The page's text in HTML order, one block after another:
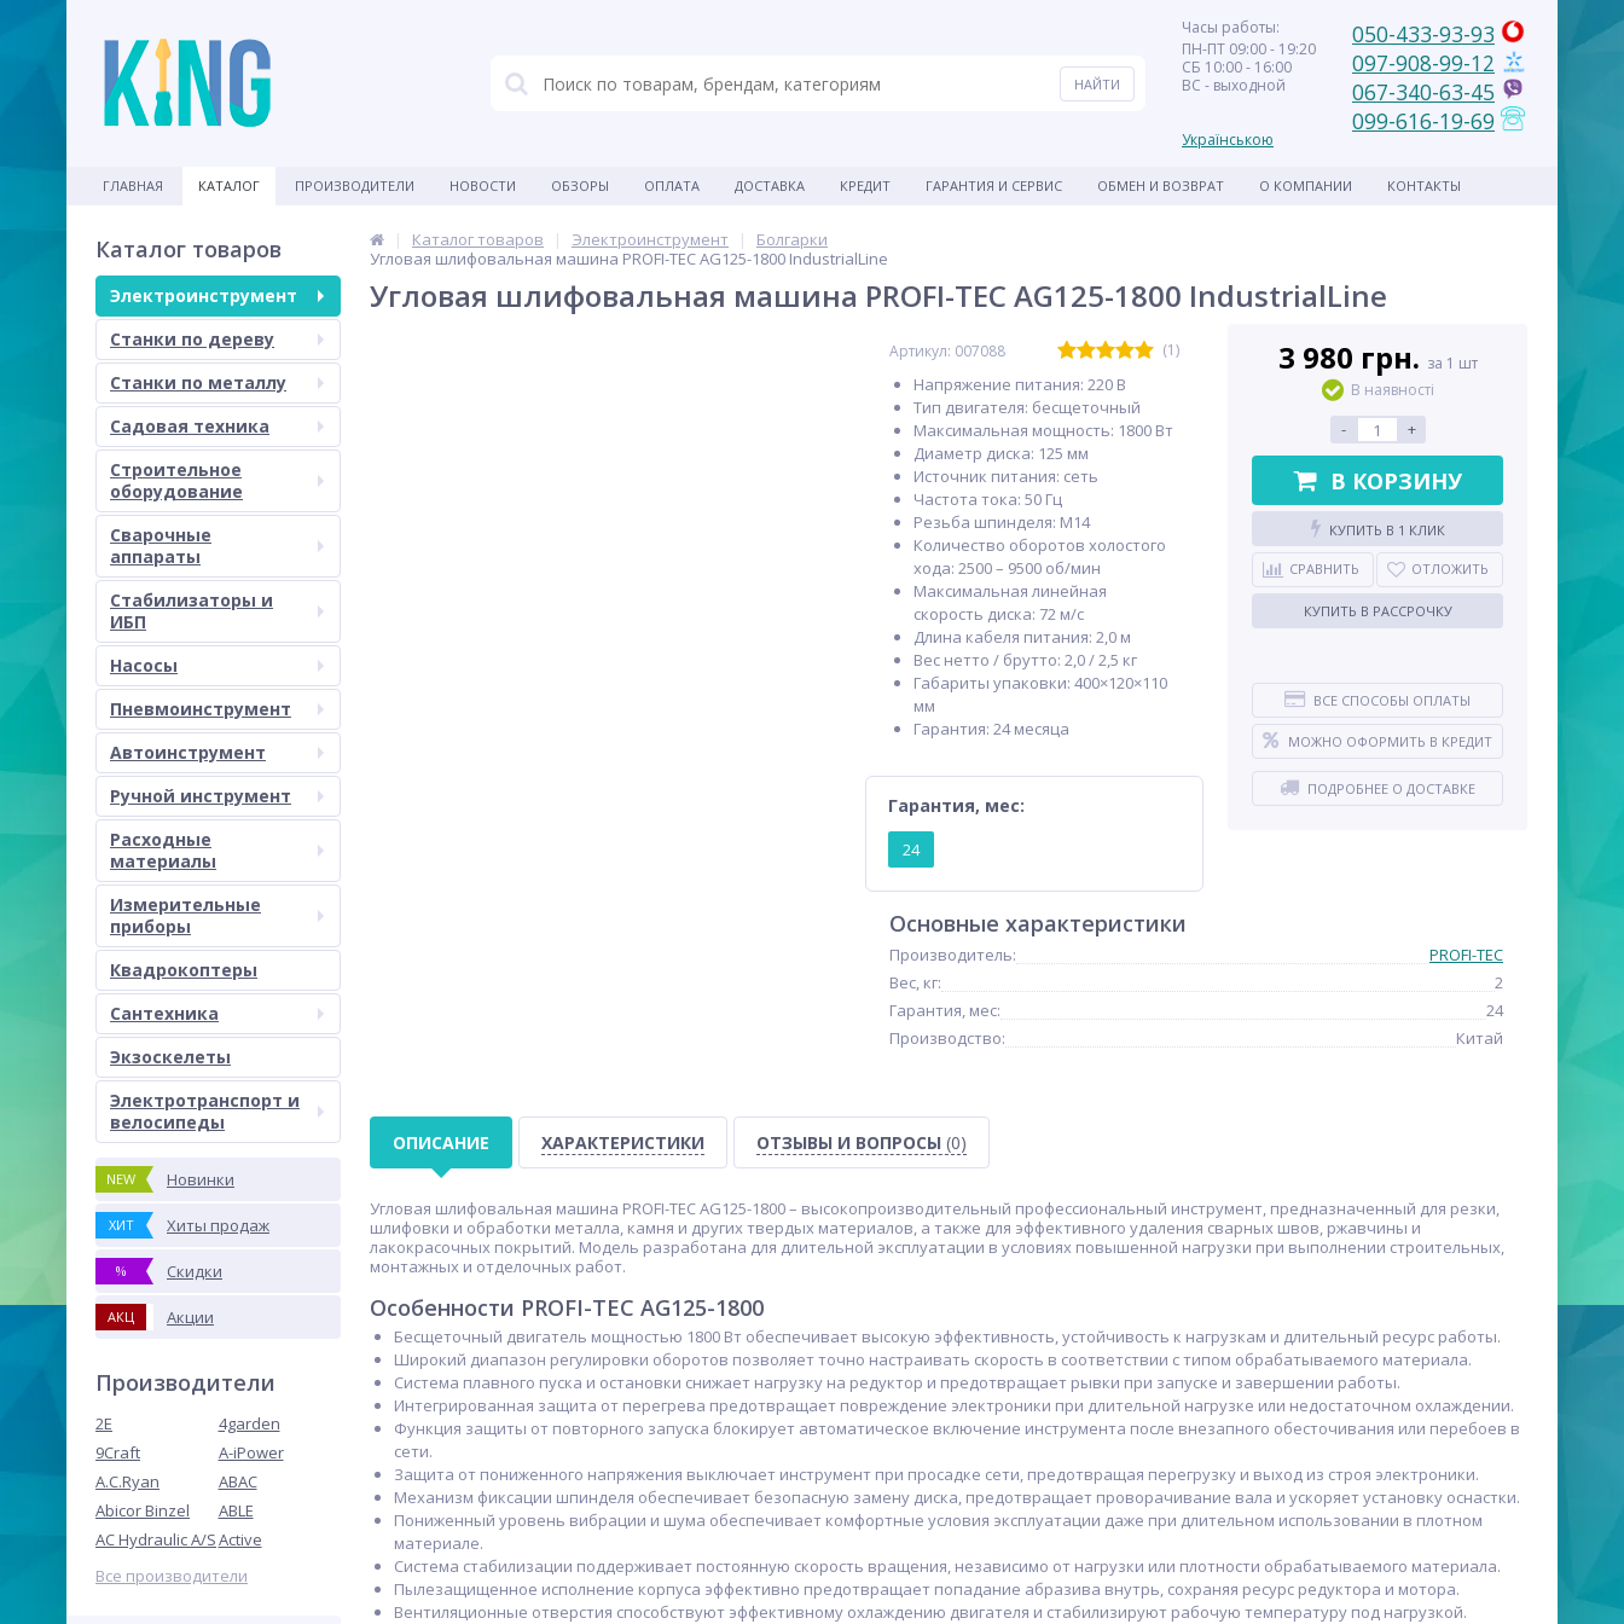
Часы работы:
ПН-ПТ 09:00 - 19:20
СБ 10:00 - 16:00
ВС - выходной
Українською
050-433-93-93
097-908-99-12
067-340-63-45
099-616-19-69
ГЛАВНАЯ КАТАЛОГ ПРОИЗВОДИТЕЛИ НОВОСТИ ОБЗОРЫ ОПЛАТА ДОСТАВКА КРЕДИТ ГАРАНТИЯ И СЕРВИС ОБМЕН И ВОЗВРАТ О КОМПАНИИ КОНТАКТЫ
Каталог товаров
Электроинструмент
Станки по дереву
Станки по металлу
Садовая техника
Строительное
оборудование
Сварочные
аппараты
Стабилизаторы и
ИБП
Насосы
Пневмоинструмент
Автоинструмент
Ручной инструмент
Расходные
материалы
Измерительные
приборы
Квадрокоптеры
Сантехника
Экзоскелеты
Электротранспорт и
велосипеды
NEW Новинки
ХИТ Хиты продаж
% Скидки
АКЦ Акции
Производители
2E
4garden
9Craft
A-iPower
A.C.Ryan
ABAC
Abicor Binzel
ABLE
AC Hydraulic A/SActive
Все производители
Каталог товаров Электроинструмент
Болгарки
Угловая шлифовальная машина PROFI-TEC AG125-1800 IndustrialLine
Угловая шлифовальная машина PROFI-TEC AG125-1800 IndustrialLine
Артикул: 007088 (1)
Напряжение питания: 220 В
Тип двигателя: бесщеточный
Максимальная мощность: 1800 Вт
Диаметр диска: 125 мм
Источник питания: сеть
Частота тока: 50 Гц
Резьба шпинделя: М14
Количество оборотов холостого
хода: 2500 – 9500 об/мин
Максимальная линейная
скорость диска: 72 м/с
Длина кабеля питания: 2,0 м
Вес нетто / брутто: 2,0 / 2,5 кг
Габариты упаковки: 400×120×110
мм
Гарантия: 24 месяца⁠
Гарантия, мес:
24
3 980 грн. за 1 шт
В наявності
- +
В КОРЗИНУ
КУПИТЬ В 1 КЛИК
СРАВНИТЬ ОТЛОЖИТЬ
КУПИТЬ В РАССРОЧКУ
ВСЕ СПОСОБЫ ОПЛАТЫ
МОЖНО ОФОРМИТЬ В КРЕДИТ
ПОДРОБНЕЕ О ДОСТАВКЕ
Основные характеристики
Производитель:
PROFI-TEC
Вес, кг:
2
Гарантия, мес:
24
Производство:
Китай
ОПИСАНИЕ ХАРАКТЕРИСТИКИ ОТЗЫВЫ И ВОПРОСЫ (0)
Угловая шлифовальная машина PROFI-TEC AG125-1800 – высокопроизводительный профессиональный инструмент, предназначенный для резки,
шлифовки и обработки металла, камня и других твердых материалов, а также для эффективного удаления сварных швов, ржавчины и
лакокрасочных покрытий. Модель разработана для длительной эксплуатации в условиях повышенной нагрузки при выполнении строительных,
монтажных и отделочных работ.
Особенности PROFI-TEC AG125-1800
Бесщеточный двигатель мощностью 1800 Вт обеспечивает высокую эффективность, устойчивость к нагрузкам и длительный ресурс работы.
Широкий диапазон регулировки оборотов позволяет точно настраивать скорость в соответствии с типом обрабатываемого материала.
Система плавного пуска и остановки снижает нагрузку на редуктор и предотвращает рывки при запуске и завершении работы.
Интегрированная защита от перегрева предотвращает повреждение электроники при длительной нагрузке или недостаточном охлаждении.
Функция защиты от повторного запуска блокирует автоматическое включение инструмента после внезапного обесточивания или перебоев в
сети.
Защита от пониженного напряжения выключает инструмент при просадке сети, предотвращая перегрузку и выход из строя электроники.
Механизм фиксации шпинделя обеспечивает безопасную замену диска, предотвращает проворачивание вала и ускоряет установку оснастки.
Пониженный уровень вибрации и шума обеспечивает комфортные условия эксплуатации даже при длительном использовании в плотном
материале.
Система стабилизации поддерживает постоянную скорость вращения, независимо от нагрузки или плотности обрабатываемого материала.
Пылезащищенное исполнение корпуса эффективно предотвращает попадание абразива внутрь, сохраняя ресурс редуктора и мотора.
Вентиляционные отверстия способствуют эффективному охлаждению двигателя и стабилизируют рабочую температуру под нагрузкой.